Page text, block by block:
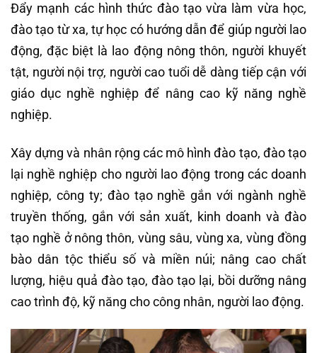
Đẩy mạnh các hình thức đào tạo vừa làm vừa học,
đào tạo từ xa, tự học có hướng dẫn để giúp người lao
động, đặc biệt là lao động nông thôn, người khuyết
tật, người nội trợ, người cao tuổi dễ dàng tiếp cận với
giáo dục nghề nghiệp để nâng cao kỹ năng nghề
nghiệp.
Xây dựng và nhân rộng các mô hình đào tạo, đào tạo
lại nghề nghiệp cho người lao động trong các doanh
nghiệp, công ty; đào tạo nghề gắn với ngành nghề
truyền thống, gắn với sản xuất, kinh doanh và đào
tạo nghề ở nông thôn, vùng sâu, vùng xa, vùng đồng
bào dân tộc thiểu số và miền núi; nâng cao chất
lượng, hiệu quả đào tạo, đào tạo lại, bồi dưỡng nâng
cao trình độ, kỹ năng cho công nhân, người lao động.